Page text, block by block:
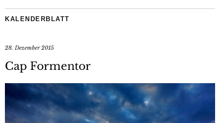
KALENDERBLATT
28. Dezember 2015
Cap Formentor